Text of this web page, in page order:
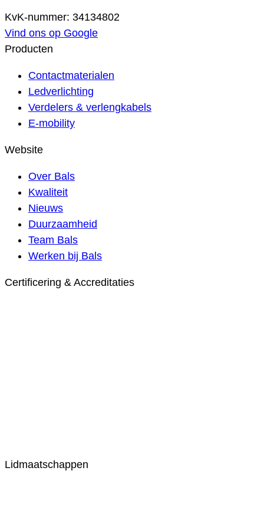
KvK-nummer: 34134802
Vind ons op Google
Producten
Contactmaterialen
Ledverlichting
Verdelers & verlengkabels
E-mobility
Website
Over Bals
Kwaliteit
Nieuws
Duurzaamheid
Team Bals
Werken bij Bals
Certificering & Accreditaties
Lidmaatschappen